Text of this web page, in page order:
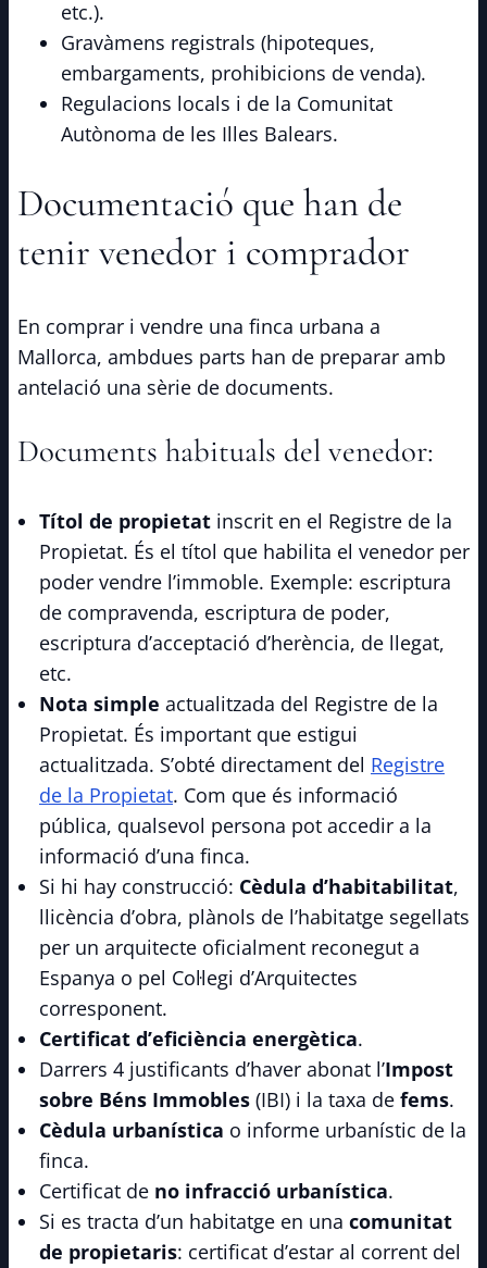
etc.).
Gravàmens registrals (hipoteques,
embargaments, prohibicions de venda).
Regulacions locals i de la Comunitat
Autònoma de les Illes Balears.
Documentació que han de
tenir venedor i comprador
En comprar i vendre una finca urbana a
Mallorca, ambdues parts han de preparar amb
antelació una sèrie de documents.
Documents habituals del venedor:
Títol de propietat inscrit en el Registre de la
Propietat. És el títol que habilita el venedor per
poder vendre l’immoble. Exemple: escriptura
de compravenda, escriptura de poder,
escriptura d’acceptació d’herència, de llegat,
etc.
Nota simple actualitzada del Registre de la
Propietat. És important que estigui
actualitzada. S’obté directament del Registre
de la Propietat. Com que és informació
pública, qualsevol persona pot accedir a la
informació d’una finca.
Si hi hay construcció: Cèdula d’habitabilitat,
llicència d’obra, plànols de l’habitatge segellats
per un arquitecte oficialment reconegut a
Espanya o pel Col·legi d’Arquitectes
corresponent.
Certificat d’eficiència energètica.
Darrers 4 justificants d’haver abonat l’Impost
sobre Béns Immobles (IBI) i la taxa de fems.
Cèdula urbanística o informe urbanístic de la
finca.
Certificat de no infracció urbanística.
Si es tracta d’un habitatge en una comunitat
de propietaris: certificat d’estar al corrent del